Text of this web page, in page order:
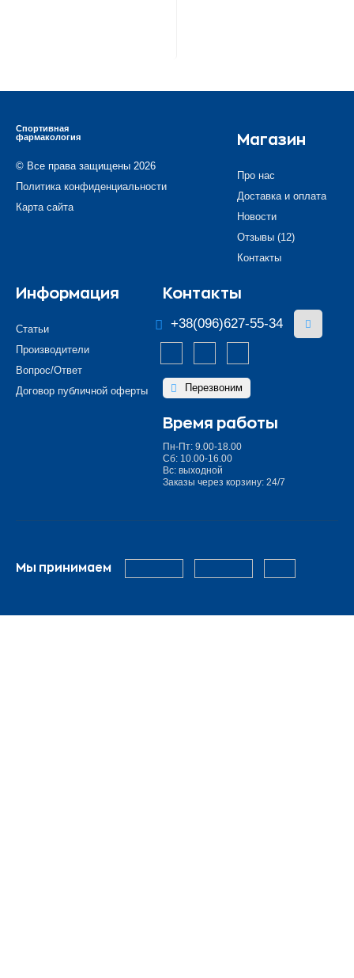
Спортивная
фармакология
© Все права защищены 2026
Политика конфиденциальности
Карта сайта
Магазин
Про нас
Доставка и оплата
Новости
Отзывы (12)
Контакты
Информация
Статьи
Производители
Вопрос/Ответ
Договор публичной оферты
Контакты
+38(096)627-55-34
Перезвоним
Время работы
Пн-Пт: 9.00-18.00
Сб: 10.00-16.00
Вс: выходной
Заказы через корзину: 24/7
Мы принимаем